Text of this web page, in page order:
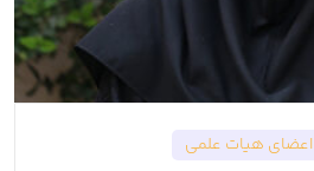
اعضای هیات علمی